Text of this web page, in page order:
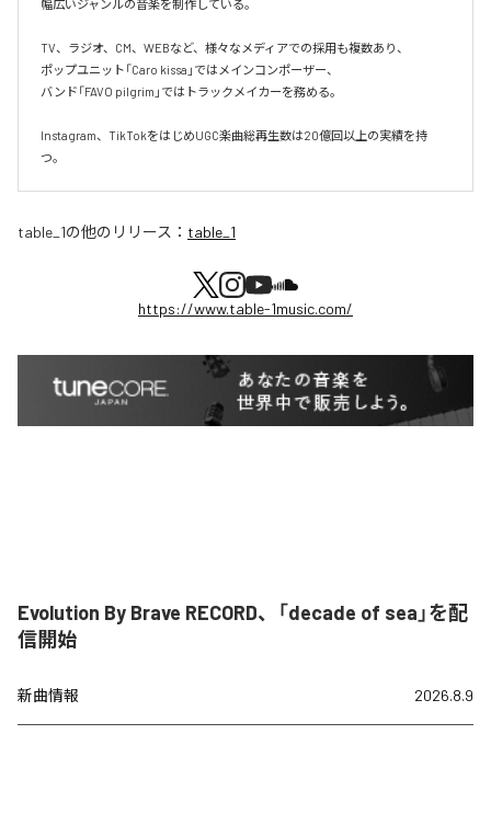
幅広いジャンルの音楽を制作している。
TV、ラジオ、CM、WEBなど、様々なメディアでの採用も複数あり、
ポップユニット「Caro kissa」ではメインコンポーザー、
バンド「FAVO pilgrim」ではトラックメイカーを務める。
Instagram、TikTokをはじめUGC楽曲総再生数は20億回以上の実績を持
つ。
table_1の他のリリース： table_1
https://www.table-1music.com/
Evolution By Brave RECORD、「decade of sea」を配
信開始
新曲情報 2026.8.9